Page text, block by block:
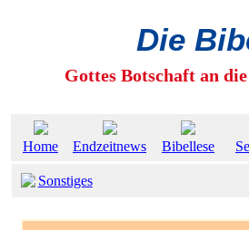
Die
Gottes Botschaft an
Home Endzeitnews Bibellese
Sonstiges